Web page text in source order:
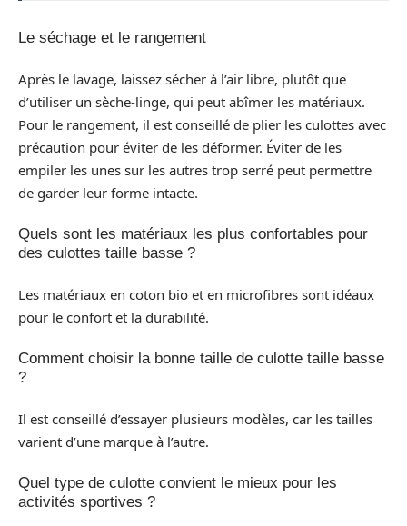
Le séchage et le rangement
Après le lavage, laissez sécher à l’air libre, plutôt que
d’utiliser un sèche-linge, qui peut abîmer les matériaux.
Pour le rangement, il est conseillé de plier les culottes avec
précaution pour éviter de les déformer. Éviter de les
empiler les unes sur les autres trop serré peut permettre
de garder leur forme intacte.
Quels sont les matériaux les plus confortables pour
des culottes taille basse ?
Les matériaux en coton bio et en microfibres sont idéaux
pour le confort et la durabilité.
Comment choisir la bonne taille de culotte taille basse
?
Il est conseillé d’essayer plusieurs modèles, car les tailles
varient d’une marque à l’autre.
Quel type de culotte convient le mieux pour les
activités sportives ?